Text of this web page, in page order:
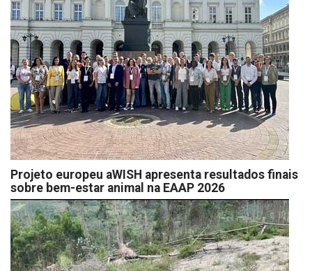
Projeto europeu aWISH apresenta resultados finais
sobre bem-estar animal na EAAP 2026